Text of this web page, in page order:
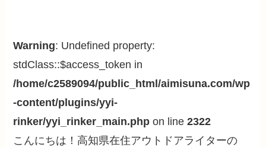
Warning: Undefined property:
stdClass::$access_token in
/home/c2589094/public_html/aimisuna.com/wp
-content/plugins/yyi-
rinker/yyi_rinker_main.php on line2322
こんにちは！高知県在住アウトドアライターの